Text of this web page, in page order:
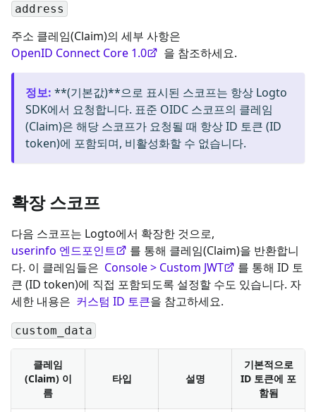
address
주소 클레임(Claim)의 세부 사항은
OpenID Connect Core 1.0
을 참조하세요.
정보: **(기본값)**으로 표시된 스코프는 항상 Logto
SDK에서 요청합니다. 표준 OIDC 스코프의 클레임
(Claim)은 해당 스코프가 요청될 때 항상 ID 토큰 (ID
token)에 포함되며, 비활성화할 수 없습니다.
확장 스코프
다음 스코프는 Logto에서 확장한 것으로,
userinfo 엔드포인트
를 통해 클레임(Claim)을 반환합니
다. 이 클레임들은 Console > Custom JWT
를 통해 ID 토
큰 (ID token)에 직접 포함되도록 설정할 수도 있습니다. 자
세한 내용은 커스텀 ID 토큰을 참고하세요.
custom_data
클레임
(Claim) 이
름
타입 설명
기본적으로
ID 토큰에 포
함됨